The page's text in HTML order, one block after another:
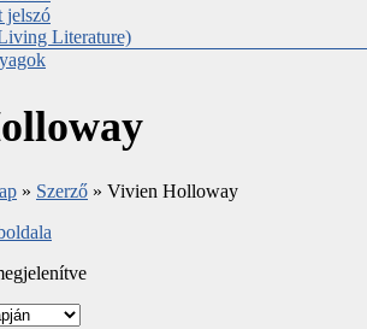
jelszó
Literature)
» Szerző » Vivien Holloway